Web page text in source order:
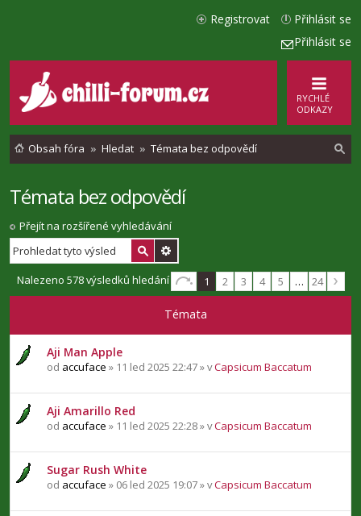
Přihlásit se
Přihlásit se
Registrovat
RYCHLÉ
ODKAZY
Obsah fóra Hledat Témata bez odpovědí
Témata bez odpovědí
Přejít na rozšířené vyhledávání
Nalezeno 578 výsledků hledání 1 2 3 4 5 … 24
Témata
Aji Man Apple
od accuface » 11 led 2025 22:47 » vCapsicum Baccatum
Aji Amarillo Red
od accuface » 11 led 2025 22:28 » vCapsicum Baccatum
Sugar Rush White
od accuface » 06 led 2025 19:07 » vCapsicum Baccatum